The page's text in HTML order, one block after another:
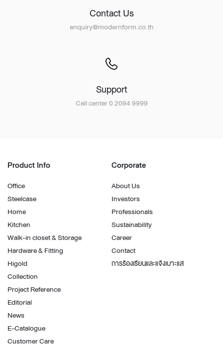
Contact Us
enquiry@modernform.co.th
Support
Call center 0 2094 9999
Product Info
Office
Steelcase
Home
Kitchen
Walk-in closet & Storage
Hardware & Fitting
Higold
Collection
Project Reference
Editorial
News
E-Catalogue
Customer Care
Corporate
About Us
Investors
Professionals
Sustainability
Career
Contact
การร้องเรียนและแจ้งเบาะแส